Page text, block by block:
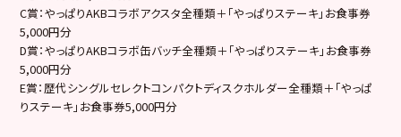
C賞：やっぱりAKBコラボアクスタ全種類＋「やっぱりステーキ」お食事券
5,000円分
D賞：やっぱりAKBコラボ缶バッチ全種類＋「やっぱりステーキ」お食事券
5,000円分
E賞：歴代シングルセレクトコンパクトディスクホルダー全種類＋「やっぱ
りステーキ」お食事券5,000円分